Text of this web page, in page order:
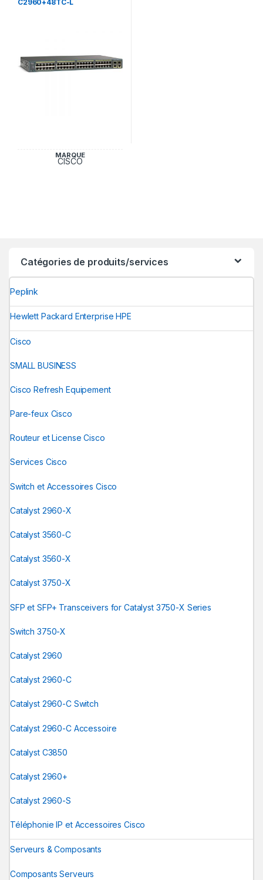
C2960+48TC-L
MARQUE
CISCO
Catégories de produits/services
Peplink
Hewlett Packard Enterprise HPE
Cisco
SMALL BUSINESS
Cisco Refresh Equipement
Pare-feux Cisco
Routeur et License Cisco
Services Cisco
Switch et Accessoires Cisco
Catalyst 2960-X
Catalyst 3560-C
Catalyst 3560-X
Catalyst 3750-X
SFP et SFP+ Transceivers for Catalyst 3750-X Series
Switch 3750-X
Catalyst 2960
Catalyst 2960-C
Catalyst 2960-C Switch
Catalyst 2960-C Accessoire
Catalyst C3850
Catalyst 2960+
Catalyst 2960-S
Téléphonie IP et Accessoires Cisco
Serveurs & Composants
Composants Serveurs